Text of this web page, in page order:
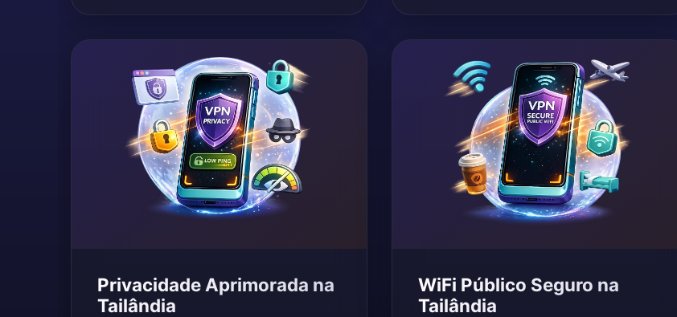
Privacidade Aprimorada na
Tailândia
WiFi Público Seguro na
Tailândia